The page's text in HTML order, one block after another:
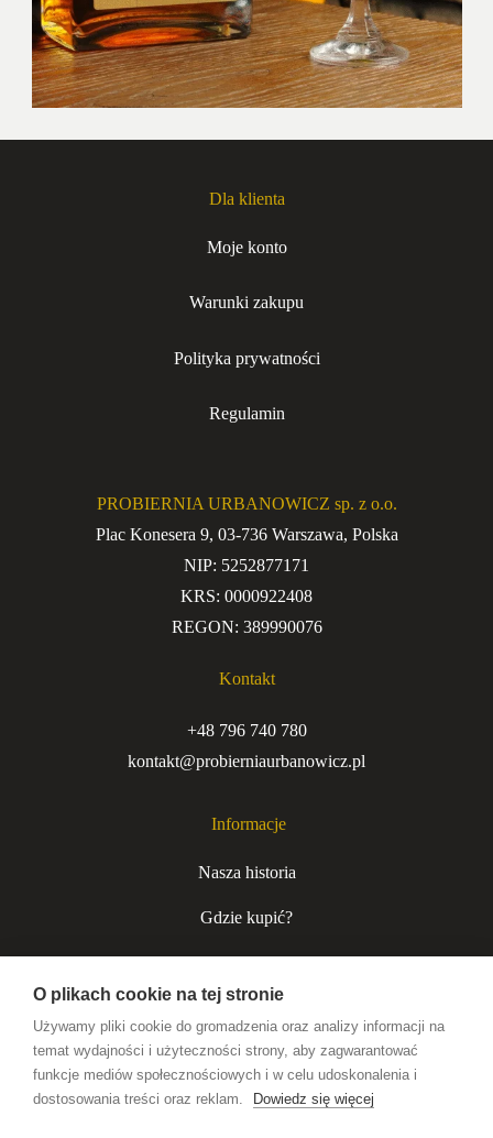
Dla klienta
Moje konto
Warunki zakupu
Polityka prywatności
Regulamin
PROBIERNIA URBANOWICZ sp. z o.o.
Plac Konesera 9, 03-736 Warszawa, Polska
NIP: 5252877171
KRS: 0000922408
REGON: 389990076
Kontakt
+48 796 740 780
kontakt@probierniaurbanowicz.pl
Informacje
Nasza historia
Gdzie kupić?
Kurjer niecodzienny
Współpraca B2B
Wódki premium
O plikach cookie na tej stronie
Używamy pliki cookie do gromadzenia oraz analizy informacji na
temat wydajności i użyteczności strony, aby zagwarantować
funkcje mediów społecznościowych i w celu udoskonalenia i
dostosowania treści oraz reklam.
Dowiedz się więcej